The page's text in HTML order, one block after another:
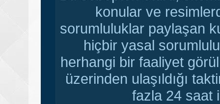
konular ve
sorumluluklar paylaşan
hiçbir yasal
herhangi bir faaliyet
üzerinden ulaşıldığı
fazla 24 saat